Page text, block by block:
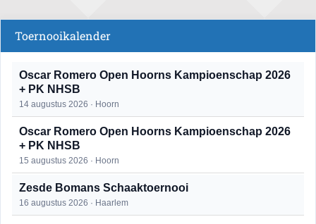
Toernooikalender
Oscar Romero Open Hoorns Kampioenschap 2026
+ PK NHSB
14 augustus 2026 · Hoorn
Oscar Romero Open Hoorns Kampioenschap 2026
+ PK NHSB
15 augustus 2026 · Hoorn
Zesde Bomans Schaaktoernooi
16 augustus 2026 · Haarlem